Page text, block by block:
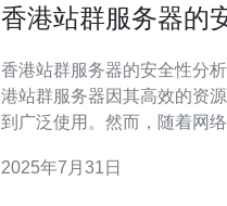
香港站群服务器的
香港站群服务器的安全性分析 在当前的互联网环境中，香
港站群服务器因其高效的资
到广泛使用。然而，随着网
安全性，并给出相关的最佳
2025年7月31日